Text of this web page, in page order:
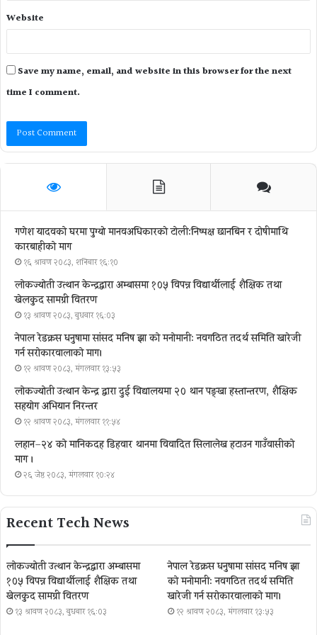
Website
Save my name, email, and website in this browser for the next
time I comment.
गणेश यादवको घरमा पुग्याे मानवअधिकारकाे टोली:निष्पक्ष छानबिन र दोषीमाथि
कारबाहीको माग
१६ श्रावण २०८३, शनिबार १६:१०
लोकज्योती उत्थान केन्द्रद्वारा अम्बासमा १०५ विपन्न विद्यार्थीलाई शैक्षिक तथा
खेलकुद सामग्री वितरण
१३ श्रावण २०८३, बुधबार १६:०३
नेपाल रेडक्रस धनुषामा सांसद मनिष झा को मनोमानी: नवगठित तदर्थ समिति खारेजी
गर्न सरोकारवालाको माग।
१२ श्रावण २०८३, मंगलवार १३:५३
लोकज्योती उत्थान केन्द्र द्वारा दुई विद्यालयमा २० थान पङ्खा हस्तान्तरण, शैक्षिक
सहयोग अभियान निरन्तर
१२ श्रावण २०८३, मंगलवार ११:५४
लहान–२४ को मानिकदह डिहवार थानमा विवादित सिलालेख हटाउन गाउँवासीको
माग ।
२६ जेष्ठ २०८३, मंगलवार १०:२४
Recent Tech News
लोकज्योती उत्थान केन्द्रद्वारा अम्बासमा
१०५ विपन्न विद्यार्थीलाई शैक्षिक तथा
खेलकुद सामग्री वितरण
१३ श्रावण २०८३, बुधबार १६:०३
नेपाल रेडक्रस धनुषामा सांसद मनिष झा
को मनोमानी: नवगठित तदर्थ समिति
खारेजी गर्न सरोकारवालाको माग।
१२ श्रावण २०८३, मंगलवार १३:५३